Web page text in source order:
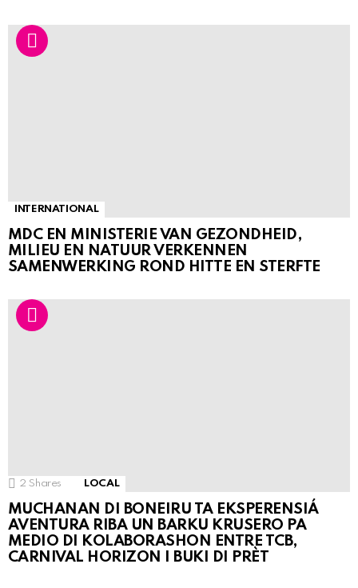
INTERNATIONAL
MDC EN MINISTERIE VAN GEZONDHEID,
MILIEU EN NATUUR VERKENNEN
SAMENWERKING ROND HITTE EN STERFTE
2 Shares LOCAL
MUCHANAN DI BONEIRU TA EKSPERENSIÁ
AVENTURA RIBA UN BARKU KRUSERO PA
MEDIO DI KOLABORASHON ENTRE TCB,
CARNIVAL HORIZON I BUKI DI PRÈT